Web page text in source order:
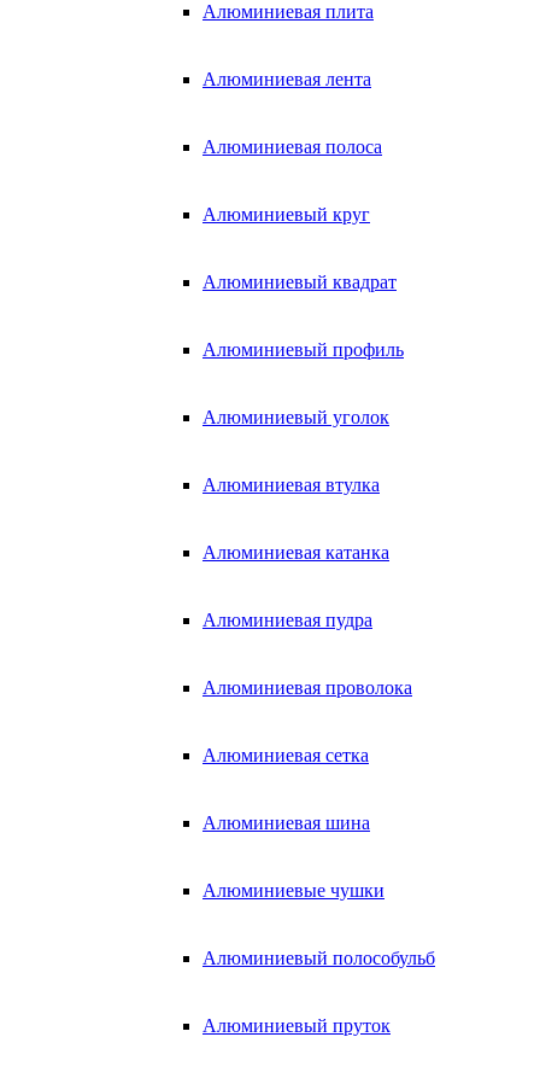
Алюминиевая плита
Алюминиевая лента
Алюминиевая полоса
Алюминиевый круг
Алюминиевый квадрат
Алюминиевый профиль
Алюминиевый уголок
Алюминиевая втулка
Алюминиевая катанка
Алюминиевая пудра
Алюминиевая проволока
Алюминиевая сетка
Алюминиевая шина
Алюминиевые чушки
Алюминиевый полособульб
Алюминиевый пруток